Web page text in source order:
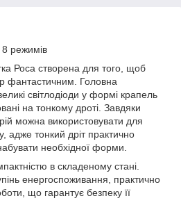
8 режимів
Роса створена для того, щоб
фантастичним. Головна
світлодіоди у формі крапель
на тонкому дроті. Завдяки
можна використовувати для
адже тонкий дріт практично
необхідної форми.
в складеному стані.
енергоспоживання, практично
що гарантує безпеку її